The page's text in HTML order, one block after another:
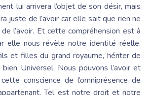
lui arrivera l’objet de son désir, mais
juste de l’avoir car elle sait que rien ne
de l’avoir. Et cette compréhension est à
elle nous révèle notre identité réelle.
et filles du grand royaume, hériter de
Universel. Nous pouvons l’avoir et
conscience de l’omniprésence de
Tel est notre droit et notre